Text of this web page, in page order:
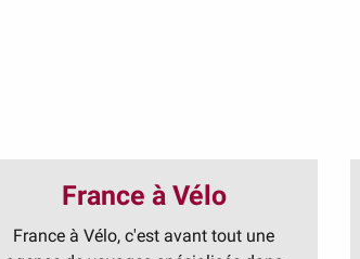
France à Vélo
France à Vélo, c'est avant tout une